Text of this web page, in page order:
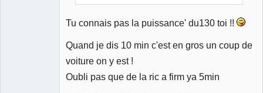
Tu connais pas la puissance' du130 toi !!
Quand je dis 10 min c'est en gros un coup de
voiture on y est !
Oubli pas que de la ric a firm ya 5min